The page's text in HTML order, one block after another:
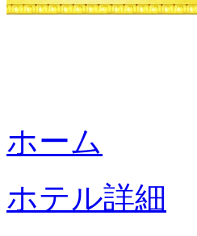
ホーム
ホテル詳細